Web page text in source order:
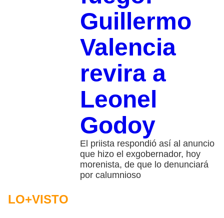
Guillermo
Valencia
revira a
Leonel
Godoy
El priista respondió así al anuncio
que hizo el exgobernador, hoy
morenista, de que lo denunciará
por calumnioso
LO+VISTO